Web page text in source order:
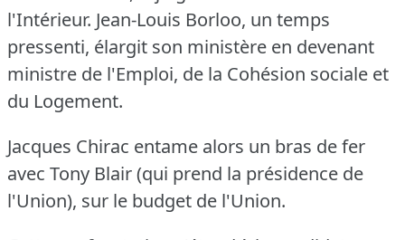
l'Intérieur. Jean-Louis Borloo, un temps
pressenti, élargit son ministère en devenant
ministre de l'Emploi, de la Cohésion sociale et
du Logement.
Jacques Chirac entame alors un bras de fer
avec Tony Blair (qui prend la présidence de
l'Union), sur le budget de l'Union.